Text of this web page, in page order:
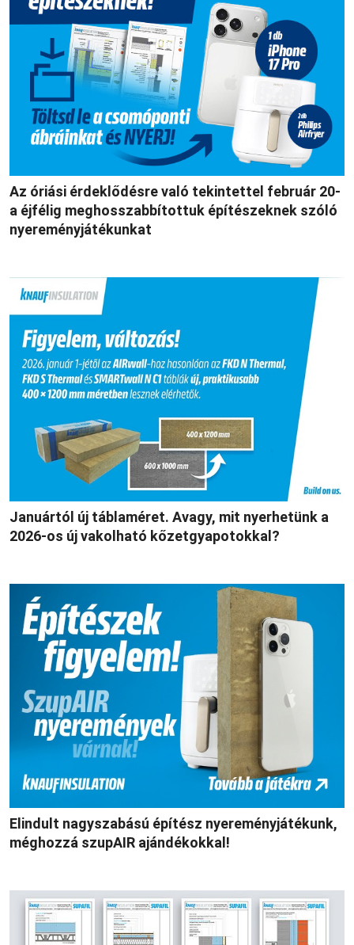
Az óriási érdeklődésre való tekintettel február 20-
a éjfélig meghosszabbítottuk építészeknek szóló
nyereményjátékunkat
Januártól új táblaméret. Avagy, mit nyerhetünk a
2026-os új vakolható kőzetgyapotokkal?
Elindult nagyszabású építész nyereményjátékunk,
méghozzá szupAIR ajándékokkal!